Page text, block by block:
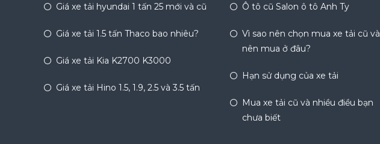
Giá xe tải hyundai 1 tấn 25 mới và cũ
Giá xe tải 1.5 tấn Thaco bao nhiêu?
Giá xe tải Kia K2700 K3000
Giá xe tải Hino 1.5, 1.9, 2.5 và 3.5 tấn
Ô tô cũ Salon ô tô Anh Ty
Vì sao nên chọn mua xe tải cũ và
nên mua ở đâu?
Hạn sử dụng của xe tải
Mua xe tải cũ và nhiều điều bạn
chưa biết